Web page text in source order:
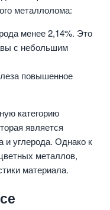
металлолома:
менее 2,14%. Это
с небольшим
повышенное
категорию
является
и углерода. Однако к
металлов,
материала.